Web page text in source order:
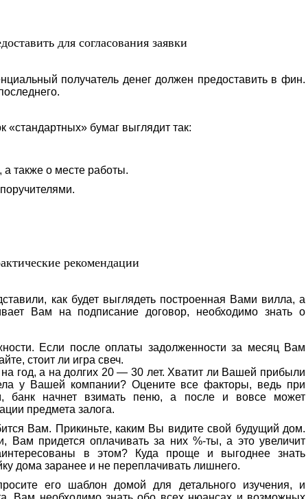
для согласования заявки
получатель денег должен предоставить в фин.
«стандартных» бумаг выглядит так:
а также о месте работы.
рекомендации
как будет выглядеть построенная Вами вилла, а
Вам на подписание договор, необходимо знать о
Если после оплаты задолженности за месяц Вам
стоит ли игра свеч.
на год, а на долгих 20 — 30 лет. Хватит ли Вашей прибыли
у Вашей компании? Оцените все факторы, ведь при
банк начнет взимать пеню, а после и вовсе может
предмета залога.
Вам. Прикиньте, каким Вы видите свой будущий дом.
Вам придется оплачивать за них %-ты, а это увеличит
в этом? Куда проще и выгоднее знать
дома заранее и не переплачивать лишнего.
его шаблон домой для детального изучения, и